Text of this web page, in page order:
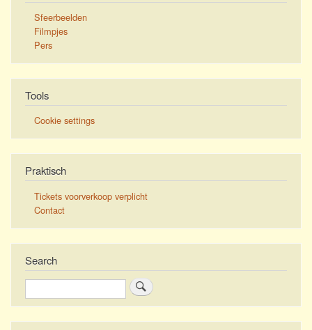
Sfeerbeelden
Filmpjes
Pers
Tools
Cookie settings
Praktisch
Tickets voorverkoop verplicht
Contact
Search
Zoeken